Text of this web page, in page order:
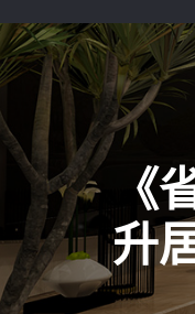
《
升